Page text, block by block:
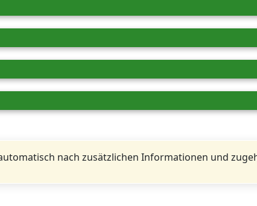
nach zusätzlichen Informationen und